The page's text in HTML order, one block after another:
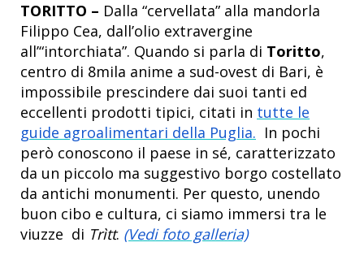
TORITTO – Dalla “cervellata” alla mandorla
Filippo Cea, dall’olio extravergine
all’“intorchiata”. Quando si parla di Toritto,
centro di 8mila anime a sud-ovest di Bari, è
impossibile prescindere dai suoi tanti ed
eccellenti prodotti tipici, citati in tutte le
guide agroalimentari della Puglia. In pochi
però conoscono il paese in sé, caratterizzato
da un piccolo ma suggestivo borgo costellato
da antichi monumenti. Per questo, unendo
buon cibo e cultura, ci siamo immersi tra le
viuzze di Trìtt. (Vedi foto galleria)